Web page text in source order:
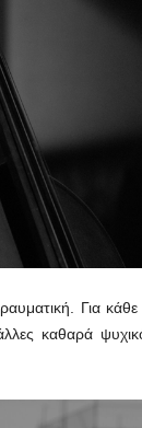
Για κάθε
καθαρά